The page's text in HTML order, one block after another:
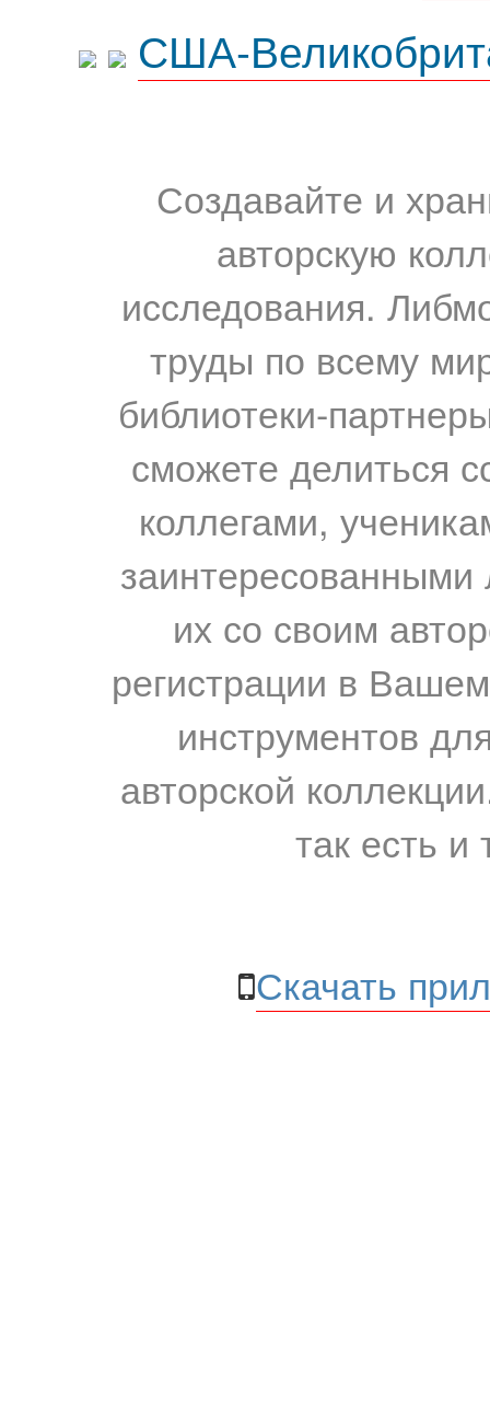
США-
Создавайте и
авторскую
исследования.
труды по всему
библиотеки-
сможете делиться
коллегами,
их со своим
регистрации в
инструментов
авторской
так есть и
Скачать